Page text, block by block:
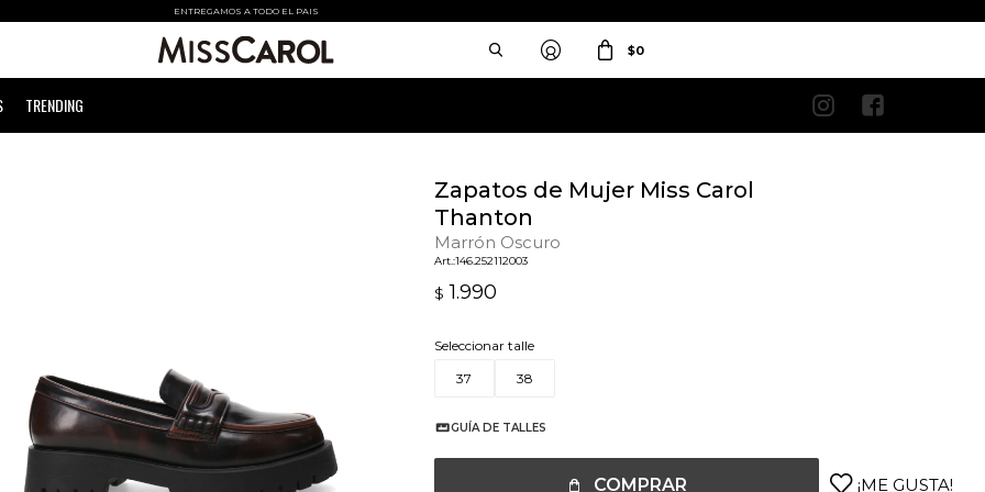
ENTREGAMOS A TODO EL PAIS
TRENDING
$0
 
Zapatos de Mujer Miss Carol
Thanton
Marrón Oscuro
146.252112003
$ 1.990
Seleccionar talle
37
38
GUÍA DE TALLES
COMPRAR